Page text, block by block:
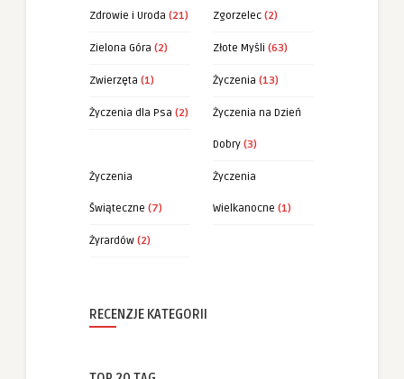
Zdrowie i Uroda (21) Zgorzelec (2)
Zielona Góra (2) Złote Myśli (63)
Zwierzęta (1) Życzenia (13)
Życzenia dla Psa (2) Życzenia na Dzień
Dobry (3)
Życzenia
Świąteczne (7)
Życzenia
Wielkanocne (1)
Żyrardów (2)
RECENZJE KATEGORII